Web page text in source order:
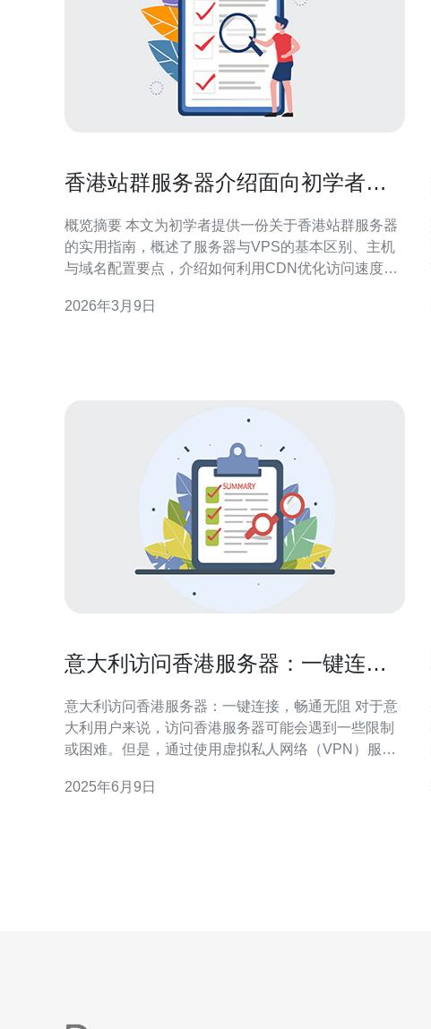
香港站群服务器介绍面向初学者的
概览摘要 本文为初学者提供一份关于香港站群服务器
的实用指南，概述了服务器与VPS的基本区别、主机
与域名配置要点，介绍如何利用CDN优化访问速度并
指标与典型应用场景。若需稳定可靠的服务商，推荐
2026年3月9日
意大利访问香港服务器：一键连
意大利访问香港服务器：一键连接，畅通无阻 对于意
大利用户来说，访问香港服务器可能会遇到一些限制
或困难。但是，通过使用虚拟私人网络（VPN）服
阻的访问体验。 香港作为一个国际化的城市，拥有稳
2025年6月9日